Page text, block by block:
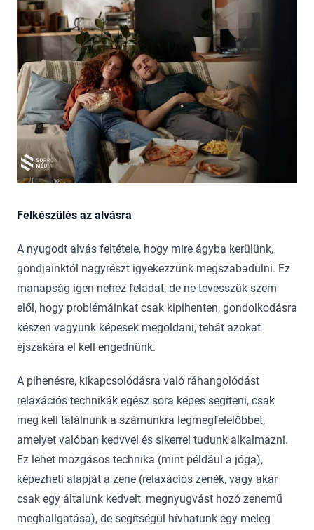
Felkészülés az alvásra
A nyugodt alvás feltétele, hogy mire ágyba kerülünk,
gondjainktól nagyrészt igyekezzünk megszabadulni. Ez
manapság igen nehéz feladat, de ne tévesszük szem
elől, hogy problémáinkat csak kipihenten, gondolkodásra
készen vagyunk képesek megoldani, tehát azokat
éjszakára el kell engednünk.
A pihenésre, kikapcsolódásra való ráhangolódást
relaxációs technikák egész sora képes segíteni, csak
meg kell találnunk a számunkra legmegfelelőbbet,
amelyet valóban kedvvel és sikerrel tudunk alkalmazni.
Ez lehet mozgásos technika (mint például a jóga),
képezheti alapját a zene (relaxációs zenék, vagy akár
csak egy általunk kedvelt, megnyugvást hozó zenemű
meghallgatása), de segítségül hívhatunk egy meleg